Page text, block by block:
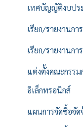
เทศบัญญัติงบปร
เรียก/รายงานกา
เรียก/รายงานก
แต่งตั้งคณะกรรม
อิเล็กทรอนิกส์
แผนการจัดซื้อจัด